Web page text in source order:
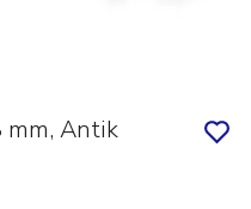
mm, Antik